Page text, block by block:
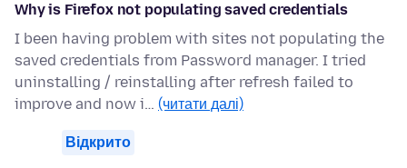
Why is Firefox not populating saved credentials
I been having problem with sites not populating the
saved credentials from Password manager. I tried
uninstalling / reinstalling after refresh failed to
improve and now i… (читати далі)
Відкрито